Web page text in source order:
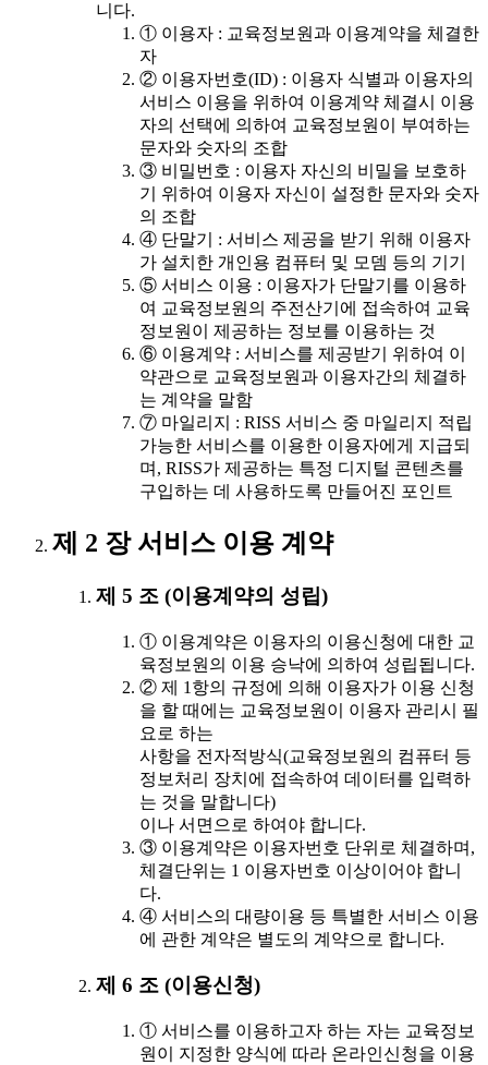
니다.
① 이용자 : 교육정보원과 이용계약을 체결한
자
② 이용자번호(ID) : 이용자 식별과 이용자의
서비스 이용을 위하여 이용계약 체결시 이용
자의 선택에 의하여 교육정보원이 부여하는
문자와 숫자의 조합
③ 비밀번호 : 이용자 자신의 비밀을 보호하
기 위하여 이용자 자신이 설정한 문자와 숫자
의 조합
④ 단말기 : 서비스 제공을 받기 위해 이용자
가 설치한 개인용 컴퓨터 및 모뎀 등의 기기
⑤ 서비스 이용 : 이용자가 단말기를 이용하
여 교육정보원의 주전산기에 접속하여 교육
정보원이 제공하는 정보를 이용하는 것
⑥ 이용계약 : 서비스를 제공받기 위하여 이
약관으로 교육정보원과 이용자간의 체결하
는 계약을 말함
⑦ 마일리지 : RISS 서비스 중 마일리지 적립
가능한 서비스를 이용한 이용자에게 지급되
며, RISS가 제공하는 특정 디지털 콘텐츠를
구입하는 데 사용하도록 만들어진 포인트
제 2 장 서비스 이용 계약
제 5 조 (이용계약의 성립)
① 이용계약은 이용자의 이용신청에 대한 교
육정보원의 이용 승낙에 의하여 성립됩니다.
② 제 1항의 규정에 의해 이용자가 이용 신청
을 할 때에는 교육정보원이 이용자 관리시 필
요로 하는
사항을 전자적방식(교육정보원의 컴퓨터 등
정보처리 장치에 접속하여 데이터를 입력하
는 것을 말합니다)
이나 서면으로 하여야 합니다.
③ 이용계약은 이용자번호 단위로 체결하며,
체결단위는 1 이용자번호 이상이어야 합니
다.
④ 서비스의 대량이용 등 특별한 서비스 이용
에 관한 계약은 별도의 계약으로 합니다.
제 6 조 (이용신청)
① 서비스를 이용하고자 하는 자는 교육정보
원이 지정한 양식에 따라 온라인신청을 이용